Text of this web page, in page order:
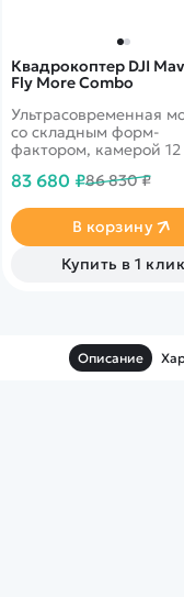
Квадрокоптер DJI
Fly More Combo
Ультрасовременная
со складным форм-
фактором, камерой
полетом 21 минуту.
83 680 ₽86 830 ₽
В корзину
Купить в 1 клик
Описание